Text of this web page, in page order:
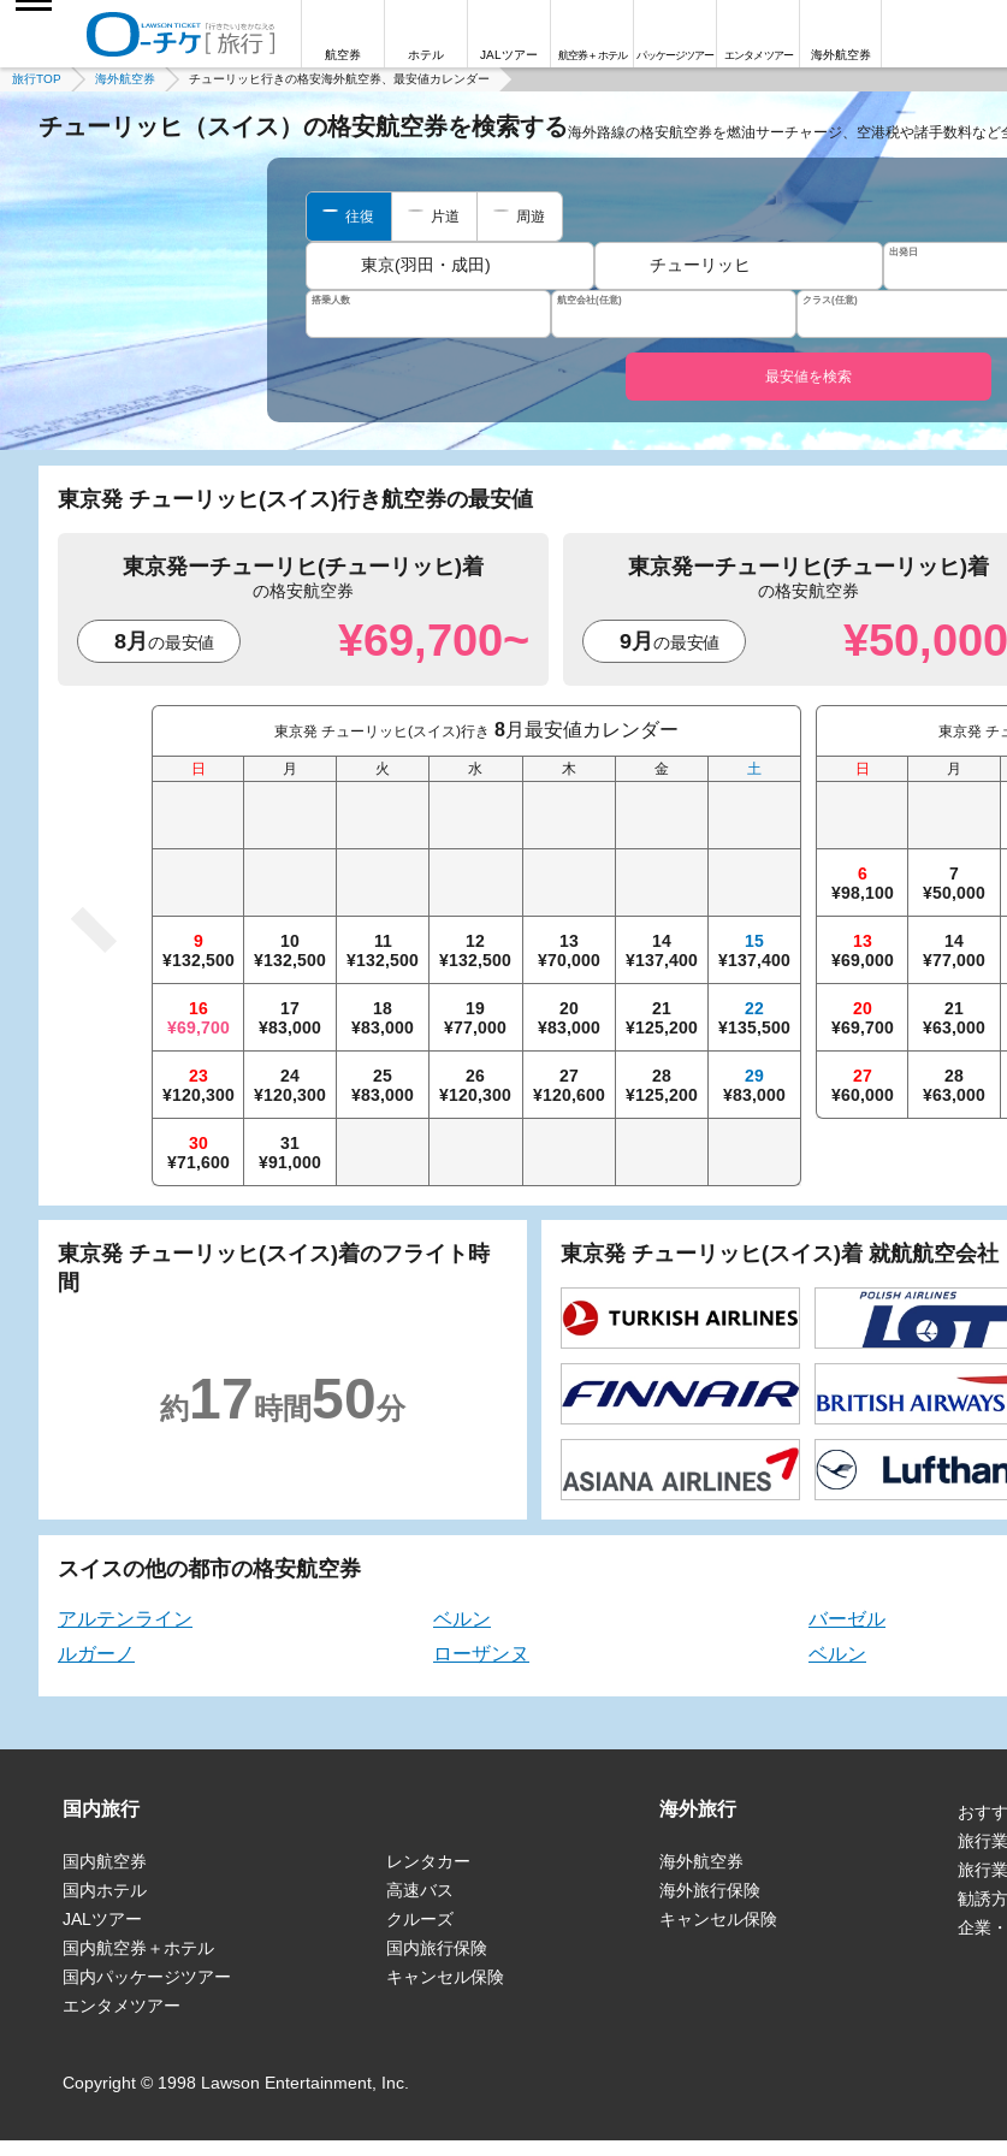
航空券 ホテル JALツアー 航空券＋ホテル パッケージツアー エンタメツアー 海外航空券
旅行TOP 海外航空券 チューリッヒ行きの格安海外航空券、最安値カレンダー
チューリッヒ（スイス）の格安航空券を検索する海外路線の格安航空券を燃油サーチャージ、空港税や諸手数料な
往復 片道 周遊
東京(羽田・成田) チューリッヒ
出発日
搭乗人数 航空会社(任意) クラス(任意)
最安値を検索
東京発 チューリッヒ(スイス)行き航空券の最安値
東京発 チューリヒ(チューリッヒ)着
8月 ¥69,700~
東京発 チューリヒ(チューリッヒ)着
9月
東京発 チューリッヒ(スイス)行き 8月最安値カレンダー
日 月 火 水 木 金 土
9
132,500
10
132,500
11
132,500
12
132,500
13
70,000
14
137,400
15
137,400
16
69,700
17
83,000
18
83,000
19
77,000
20
83,000
21
125,200
22
135,500
23
120,300
24
120,300
25
83,000
26
120,300
27
120,600
28
125,200
29
83,000
30
71,600
31
91,000
東京発 チ
日 月
6
98,100
7
50,000
13
69,000
14
77,000
20
69,700
21
63,000
27
60,000
28
63,000
東京発 チューリッヒ(スイス)着のフライト時
間
約17 時間50分
東京発 チューリッヒ(スイス)着 就航航空会社
スイスの他の都市の格安航空券
アルテンライン ベルン バーゼル
ルガーノ
ローザンヌ ベルン
国内旅行
国内航空券
国内ホテル
JALツアー
国内航空券＋ホテル
国内パッケージツアー
エンタメツアー
レンタカー
高速バス
クルーズ
国内旅行保険
キャンセル保険
海外旅行
海外航空券
海外旅行保険
キャンセル保険
おす
旅行
旅行
勧誘
企業
Copyright © 1998 Lawson Entertainment, Inc.